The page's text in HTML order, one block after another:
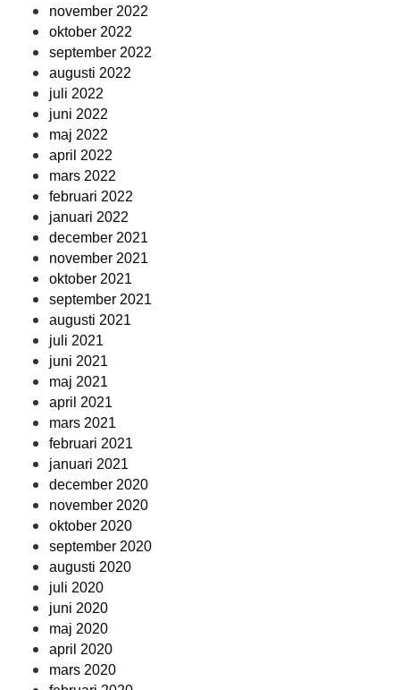
november 2022
oktober 2022
september 2022
augusti 2022
juli 2022
juni 2022
maj 2022
april 2022
mars 2022
februari 2022
januari 2022
december 2021
november 2021
oktober 2021
september 2021
augusti 2021
juli 2021
juni 2021
maj 2021
april 2021
mars 2021
februari 2021
januari 2021
december 2020
november 2020
oktober 2020
september 2020
augusti 2020
juli 2020
juni 2020
maj 2020
april 2020
mars 2020